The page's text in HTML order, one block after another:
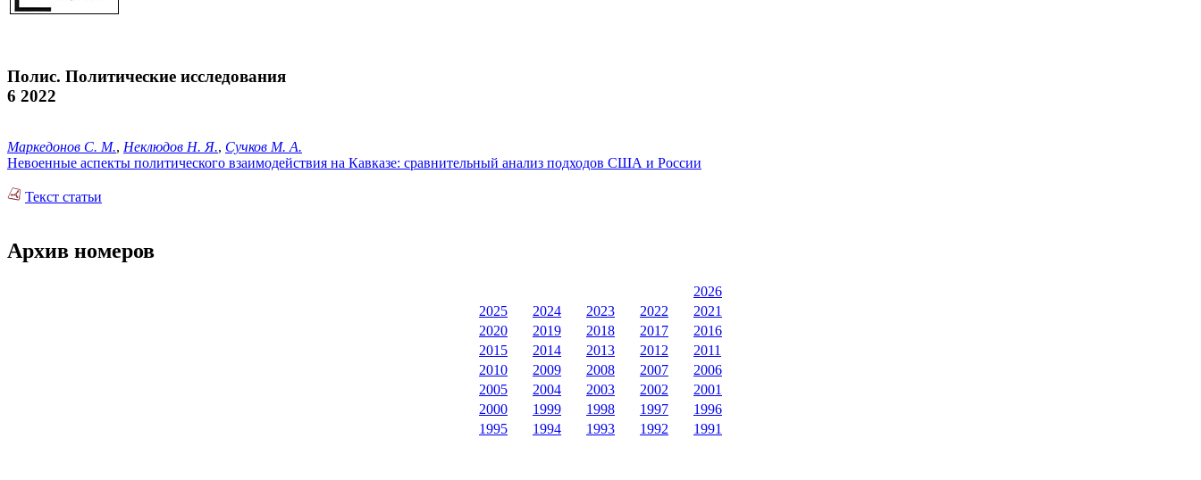
Полис. Политические исследования
6 2022
Маркедонов С. М., Неклюдов Н. Я., Сучков М. А.
Невоенные аспекты политического взаимодействия на Кавказе: сравнительный анализ подходов США и России
Текст статьи
Архив номеров
2026
2025
2024 2023 2022
2021
2020
2019 2018 2017
2016
2015
2014 2013 2012
2011
2010
2009 2008 2007
2006
2005
2004 2003 2002
2001
2000
1999 1998 1997
1996
1995
1994 1993 1992 1991